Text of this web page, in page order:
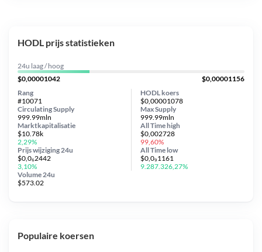
HODL prijs statistieken
24u laag / hoog
$0,00001042
$0,00001156
HODL koers
$0,00001078
Circulating Supply
999.99mln
Prijs wijziging 24u
$0,0₆2442
3,10%
Max Supply
999.99mln
Marktkapitalisatie
$10.78k
2,29%
Volume 24u
$573.02
Rang
#10071
All Timehigh
$0,002728
99,60%
All Time low
$0,0₉1161
9.287.326,27%
Populaire koersen